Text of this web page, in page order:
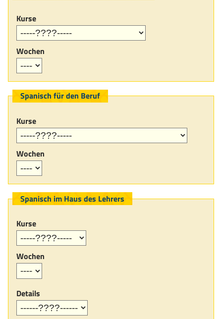
Kurse
Wochen
Spanisch für den Beruf
Kurse
Wochen
Spanisch im Haus des Lehrers
Kurse
Wochen
Details